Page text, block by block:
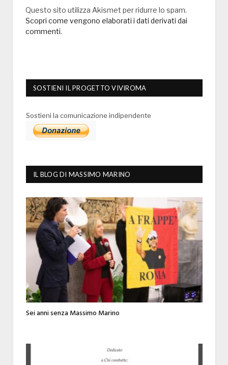
Questo sito utilizza Akismet per ridurre lo spam.
Scopri come vengono elaborati i dati derivati dai
commenti.
SOSTIENI IL PROGETTO VIVIROMA
Sostieni la comunicazione indipendente
IL BLOG DI MASSIMO MARINO
Sei anni senza Massimo Marino